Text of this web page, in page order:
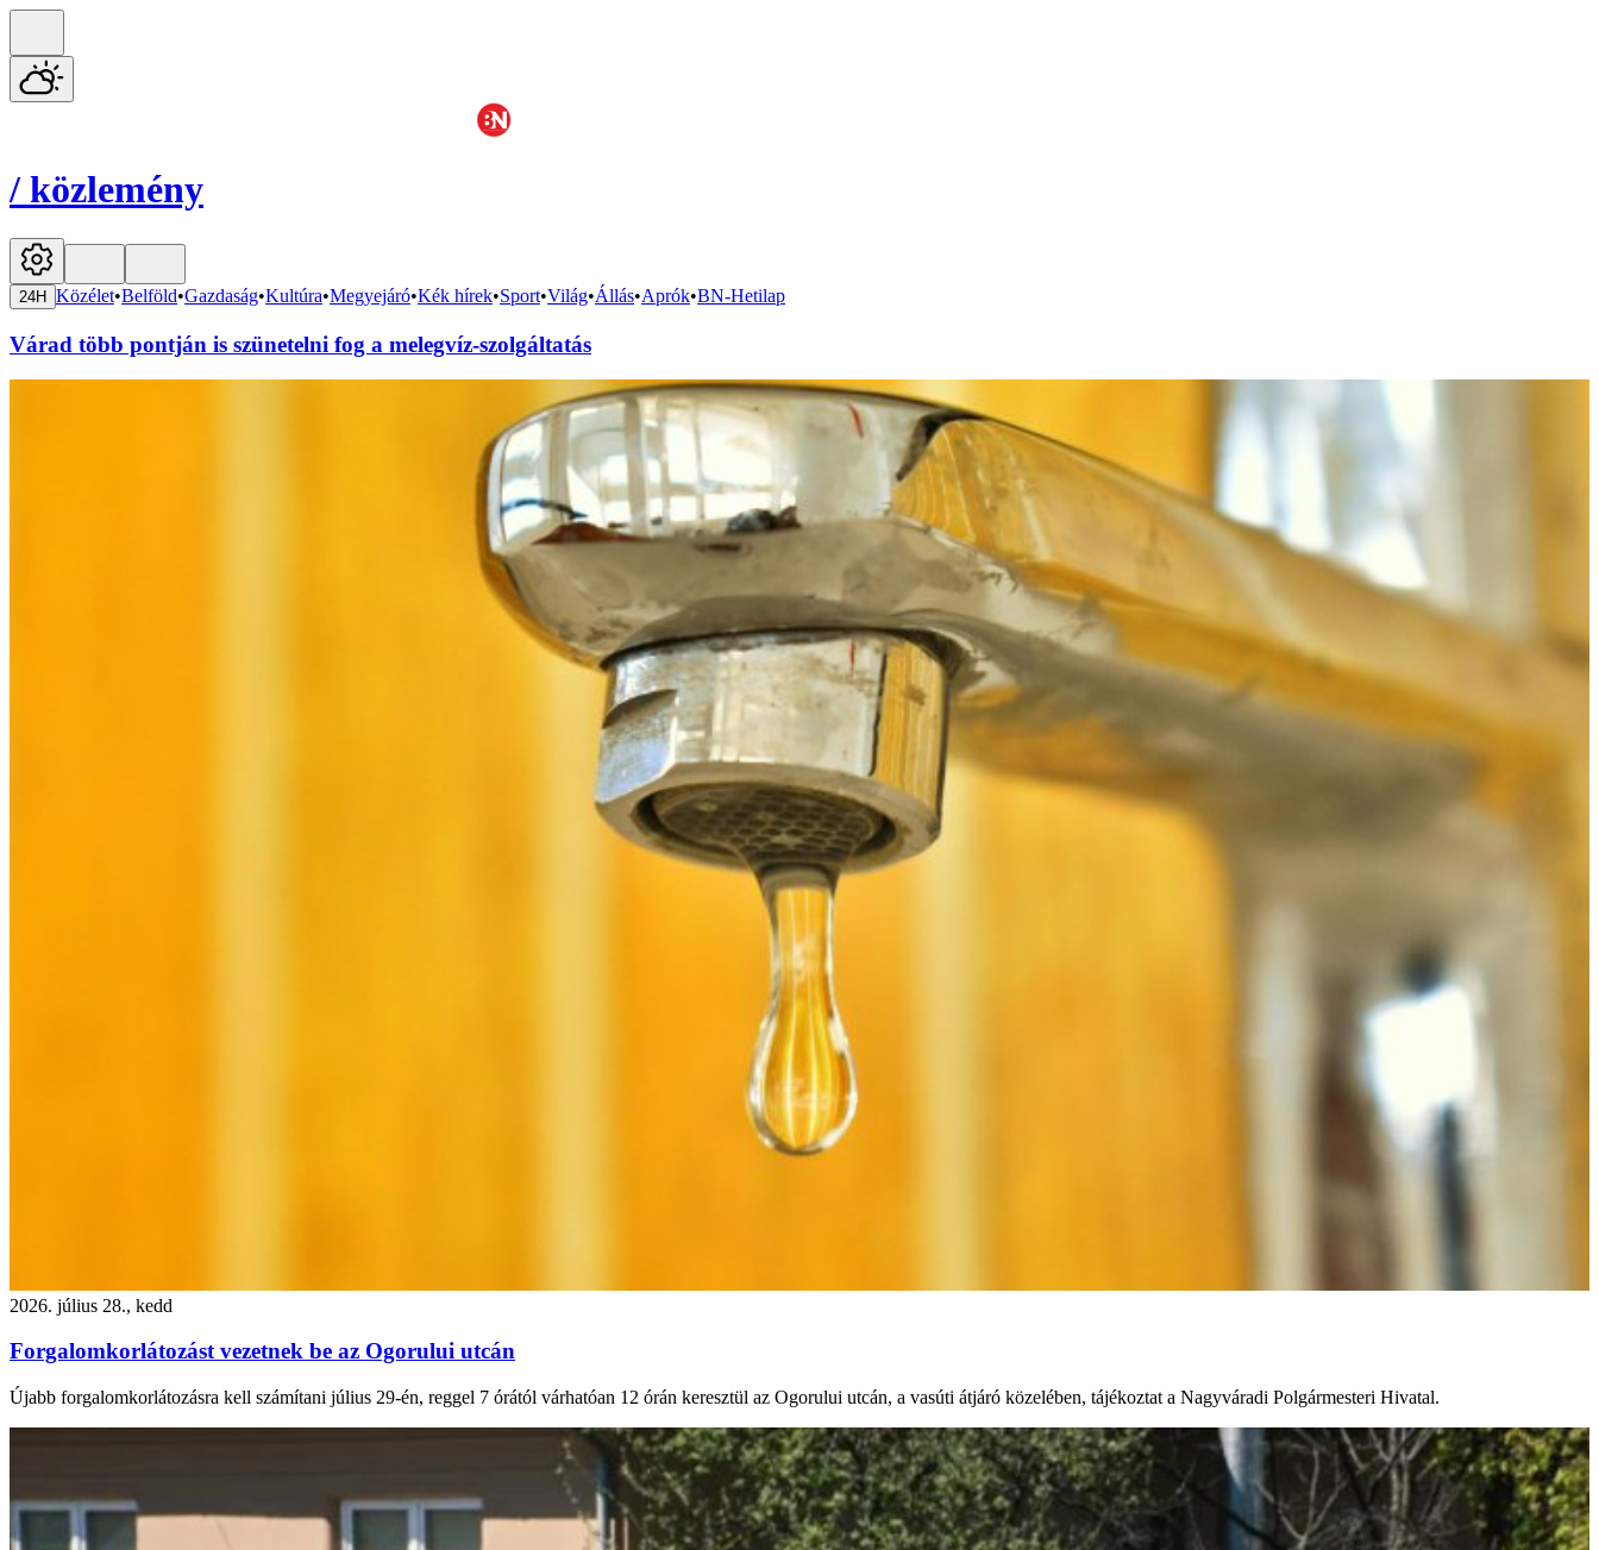
/ közlemény
24H Közélet•Belföld•Gazdaság•Kultúra•Megyejáró•Kék hírek•Sport•Világ•Állás•Aprók•BN-Hetilap
Várad több pontján is szünetelni fog a melegvíz-szolgáltatás
2026. július 28., kedd
Forgalomkorlátozást vezetnek be az Ogorului utcán
Újabb forgalomkorlátozásra kell számítani július 29-én, reggel 7 órától várhatóan 12 órán keresztül az Ogorului utcán, a vasúti átjáró közelében, tájékoztat a Nagyváradi Polgármesteri Hivatal.